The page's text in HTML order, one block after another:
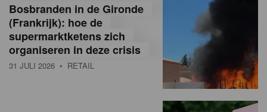
Bosbranden in de Gironde
(Frankrijk): hoe de
supermarktketens zich
organiseren in deze crisis
31 JULI 2026 • RETAIL